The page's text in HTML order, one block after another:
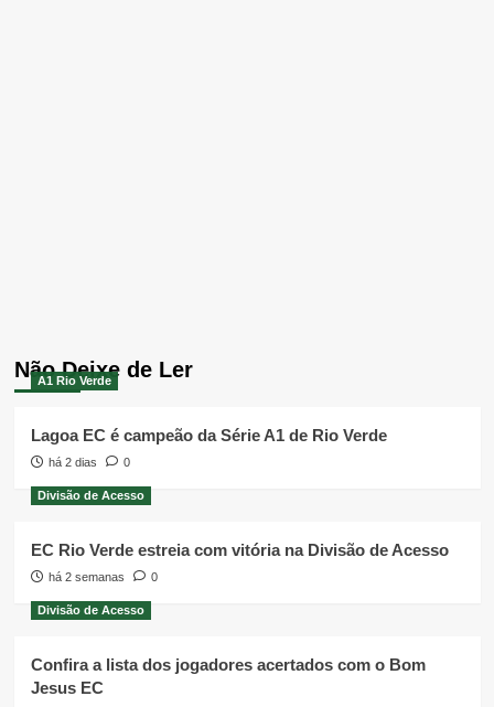
Não Deixe de Ler
A1 Rio Verde
Lagoa EC é campeão da Série A1 de Rio Verde
há 2 dias 0
Divisão de Acesso
EC Rio Verde estreia com vitória na Divisão de Acesso
há 2 semanas 0
Divisão de Acesso
Confira a lista dos jogadores acertados com o Bom
Jesus EC